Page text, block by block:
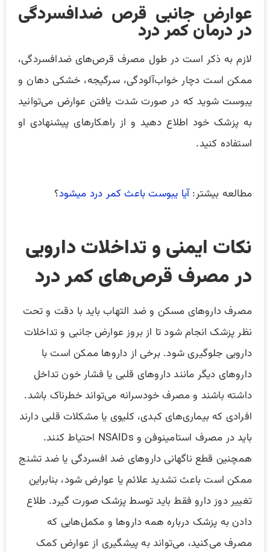
عوارض جانبی قرص ضدافسردگی
در درمان کمر درد
لازم به ذکر است در طول مصرف قرص‌های ضدافسردگی،
ممکن است دچار خواب‌آلودگی، سرگیجه، خشکی دهان و
یبوست شوید که در صورت شدت یافتن عوارض می‌توانید
به پزشک خود اطلاع دهید و از راهکارهای پیشنهادی او
استفاده کنید.
مطالعه بیشتر:آیا یبوست باعث کمر درد میشود؟
نکات ایمنی و تداخلات دارویی
در مصرف قرص‌های کمر درد
مصرف داروهای مسکن و ضد التهاب باید با دقت و تحت
نظر پزشک انجام شود تا از بروز عوارض جانبی و تداخلات
دارویی جلوگیری شود. برخی از داروها ممکن است با
داروهای دیگر مانند داروهای قلبی یا فشار خون تداخل
داشته باشند و مصرف خودسرانه می‌تواند خطرناک باشد.
افرادی که بیماری‌های کبدی، کلیوی یا مشکلات قلبی دارند
باید در مصرف استامینوفن و NSAIDs احتیاط کنند.
همچنین قطع ناگهانی داروهای ضد افسردگی یا ضد تشنج
ممکن است باعث تشدید علائم یا عوارض شود، بنابراین
تغییر دوز دارو فقط باید توسط پزشک صورت گیرد. طلاع
دادن به پزشک درباره همه داروها و مکمل‌هایی که
مصرف می‌کنید، می‌تواند به پیشگیری از عوارض کمک